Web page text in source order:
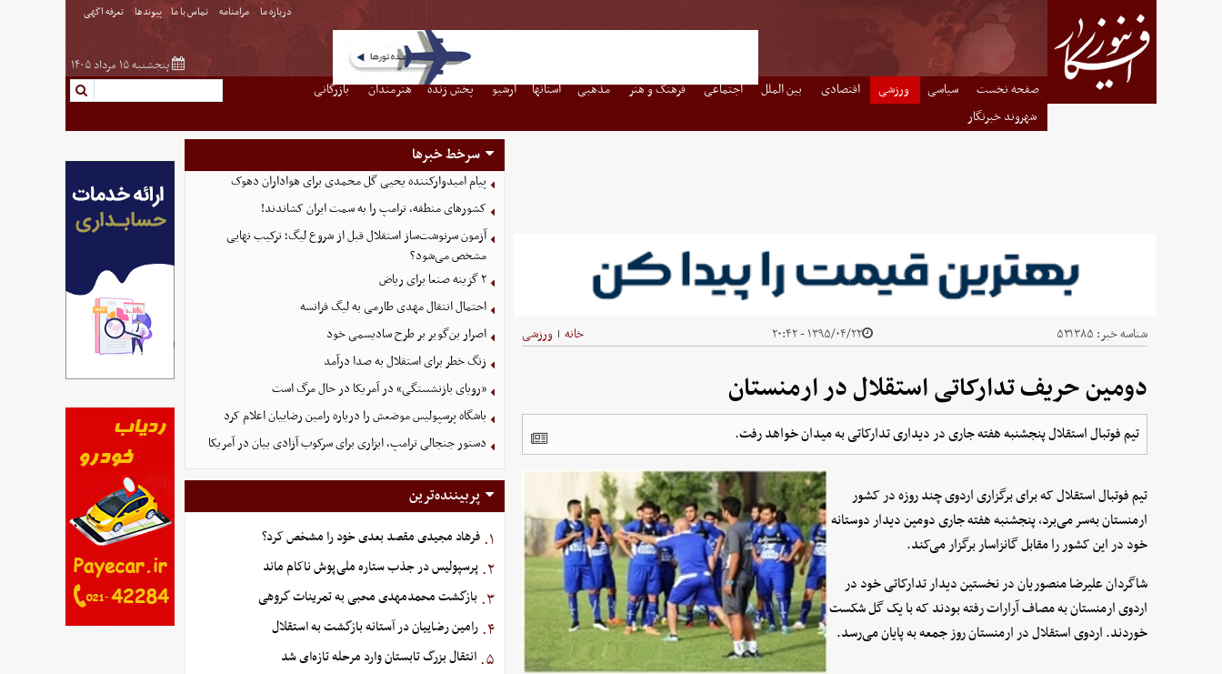
درباره ما مرامنامه تماس با ما پیوندها تعرفه اگهی
پنجشنبه ۱۵ مرداد ۱۴۰۵
صفحه نخست سیاسی ورزشی اقتصادی بین الملل اجتماعی فرهنگ و هنر مذهبی استانها آرشیو پخش زنده هنرمندان
بازرگانی
شهروند خبرنگار
شناسه خبر: ۵۳۱۳۸۵ ۱۳۹۵/۰۴/۲۲ - ۲۰:۴۲ خانه | ورزشی
دومین حریف تدارکاتی استقلال در ارمنستان
تیم فوتبال استقلال پنجشنبه هفته جاری در دیداری تدارکاتی به میدان خواهد رفت.
تیم فوتبال استقلال که برای برگزاری اردوی چند روزه در کشور
ارمنستان به‌سر می‌برد، پنجشنبه هفته جاری دومین دیدار دوستانه
خود در این کشور را مقابل گانزاسار برگزار می‌کند.
شاگردان علیرضا منصوریان در نخستین دیدار تدارکاتی خود در
اردوی ارمنستان به مصاف آرارات رفته بودند که با یک گل شکست
خوردند. اردوی استقلال در ارمنستان روز جمعه به پایان می‌رسد.
سرخط خبرها
پیام امیدوارکننده یحیی گل محمدی برای هواداران دهوک
کشورهای منطقه، ترامپ را به سمت ایران کشاندند!
آزمون سرنوشت‌ساز استقلال قبل از شروع لیگ؛ ترکیب نهایی
مشخص می‌شود؟
۲ گزینه صنعا برای ریاض
احتمال انتقال مهدی طارمی به لیگ فرانسه
اصرار بن‌گویر بر طرح سادیسمی خود
زنگ خطر برای استقلال به صدا درآمد
«رویای بازنشستگی» در آمریکا در حال مرگ است
باشگاه پرسپولیس موضعش را درباره رامین رضاییان اعلام کرد
دستور جنجالی ترامپ، ابزاری برای سرکوب آزادی بیان در آمریکا
پربیننده‌ترین
۱. فرهاد مجیدی مقصد بعدی خود را مشخص کرد؟
۲. پرسپولیس در جذب ستاره ملی‌پوش ناکام ماند
۳. بازگشت محمدمهدی محبی به تمرینات گروهی
۴. رامین رضاییان در آستانه بازگشت به استقلال
۵. انتقال بزرگ تابستان وارد مرحله تازه‌ای شد